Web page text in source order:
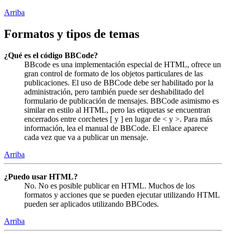
Arriba
Formatos y tipos de temas
¿Qué es el código BBCode?
BBcode es una implementación especial de HTML, ofrece un
gran control de formato de los objetos particulares de las
publicaciones. El uso de BBCode debe ser habilitado por la
administración, pero también puede ser deshabilitado del
formulario de publicación de mensajes. BBCode asimismo es
similar en estilo al HTML, pero las etiquetas se encuentran
encerrados entre corchetes [ y ] en lugar de < y >. Para más
información, lea el manual de BBCode. El enlace aparece
cada vez que va a publicar un mensaje.
Arriba
¿Puedo usar HTML?
No. No es posible publicar en HTML. Muchos de los
formatos y acciones que se pueden ejecutar utilizando HTML
pueden ser aplicados utilizando BBCodes.
Arriba